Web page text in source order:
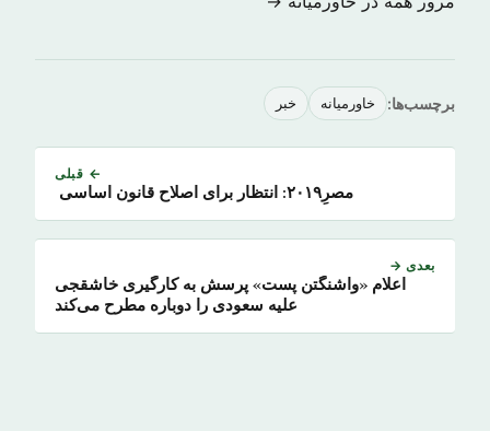
برچسب‌ها: خاورمیانه خبر
← قبلی
مصرِ۲۰۱۹: انتظار برای اصلاح قانون اساسی
بعدی →
اعلام «واشنگتن پست» پرسش به کارگیری خاشقجی
علیه سعودی را دوباره مطرح می‌کند